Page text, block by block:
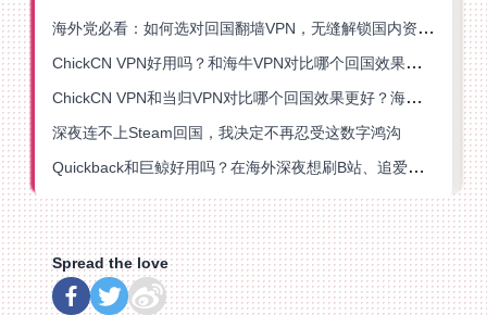
海外党必看：如何选对回国翻墙VPN，无缝解锁国内资源？
ChickCN VPN好用吗？和海牛VPN对比哪个回国效果更好？
ChickCN VPN和当归VPN对比哪个回国效果更好？海外党亲测后选了它
深夜连不上Steam回国，我决定不再忍受这数字鸿沟
Quickback和巨鲸好用吗？在海外深夜想刷B站、追爱奇艺的你，或许正需要这份答案
Spread the love